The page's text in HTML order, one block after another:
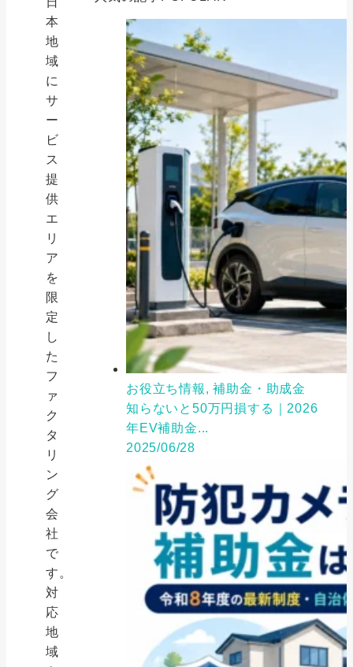
本
地
域
に
サ
ー
ビ
ス
提
供
エ
リ
ア
を
限
定
し
た
フ
ァ
ク
タ
リ
ン
グ
会
社
で
す。
対
応
地
域
お役立ち情報, 補助金・助成金
知らないと50万円損する｜2026
年EV補助金...
2025/06/28